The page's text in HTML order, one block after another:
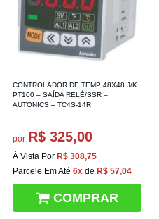
CONTROLADOR DE TEMP 48X48 J/K
PT100 – SAÍDA RELÉ/SSR –
AUTONICS – TC4S-14R
por R$ 325,00
À Vista Por R$ 308,75
Parcele Em Até 6x de R$ 57,04
COMPRAR